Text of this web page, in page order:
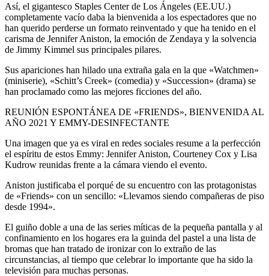
Así, el gigantesco Staples Center de Los Ángeles (EE.UU.)
completamente vacío daba la bienvenida a los espectadores que no
han querido perderse un formato reinventado y que ha tenido en el
carisma de Jennifer Aniston, la emoción de Zendaya y la solvencia
de Jimmy Kimmel sus principales pilares.
Sus apariciones han hilado una extraña gala en la que «Watchmen»
(miniserie), «Schitt’s Creek» (comedia) y «Succession» (drama) se
han proclamado como las mejores ficciones del año.
REUNIÓN ESPONTÁNEA DE «FRIENDS», BIENVENIDA AL
AÑO 2021 Y EMMY-DESINFECTANTE
Una imagen que ya es viral en redes sociales resume a la perfección
el espíritu de estos Emmy: Jennifer Aniston, Courteney Cox y Lisa
Kudrow reunidas frente a la cámara viendo el evento.
Aniston justificaba el porqué de su encuentro con las protagonistas
de «Friends» con un sencillo: «Llevamos siendo compañeras de piso
desde 1994».
El guiño doble a una de las series míticas de la pequeña pantalla y al
confinamiento en los hogares era la guinda del pastel a una lista de
bromas que han tratado de ironizar con lo extraño de las
circunstancias, al tiempo que celebrar lo importante que ha sido la
televisión para muchas personas.